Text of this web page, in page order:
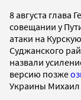
8 августа глава
совещании у
атаки на
Суджанского
назвали
версию позже
Украины